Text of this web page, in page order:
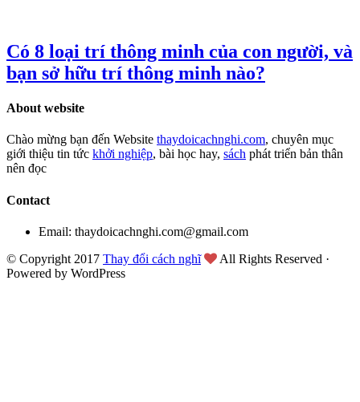
Có 8 loại trí thông minh của con người, và
bạn sở hữu trí thông minh nào?
About website
Chào mừng bạn đến Website thaydoicachnghi.com, chuyên mục
giới thiệu tin tức khởi nghiệp, bài học hay, sách phát triển bản thân
nên đọc
Contact
Email: thaydoicachnghi.com@gmail.com
© Copyright 2017 Thay đổi cách nghĩ
All Rights Reserved ·
Powered by WordPress